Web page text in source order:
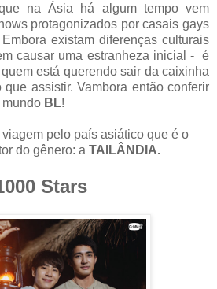
na Ásia há algum tempo vem
protagonizados por casais gays
existam diferenças culturais
causar uma estranheza inicial - é
está querendo sair da caixinha
assistir. Vambora então conferir
BL!
pelo país asiático que é o
do gênero: a TAILÂNDIA.
Stars